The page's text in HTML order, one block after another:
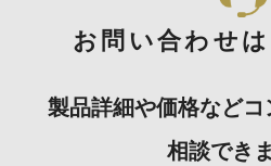
お問い合わせ
製品詳細や価格など
相談でき